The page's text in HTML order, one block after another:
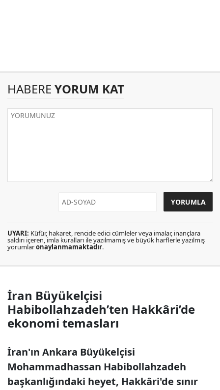
HABERE YORUM KAT
UYARI: Küfür, hakaret, rencide edici cümleler veya imalar, inançlara
saldırı içeren, imla kuralları ile yazılmamış ve büyük harflerle yazılmış
yorumlaronaylanmamaktadır.
İran Büyükelçisi
Habibollahzadeh’ten Hakkâri’de
ekonomi temasları
İran'ın Ankara Büyükelçisi
Mohammadhassan Habibollahzadeh
başkanlığındaki heyet, Hakkâri'de sınır